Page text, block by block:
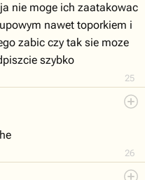
25
nie moge ich zaatakowac
nawet toporkiem i
zabic czy tak sie moze
szybko
26